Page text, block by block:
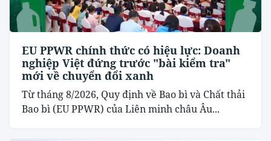
EU PPWR chính thức có hiệu lực: Doanh
nghiệp Việt đứng trước "bài kiểm tra"
mới về chuyển đổi xanh
Từ tháng 8/2026, Quy định về Bao bì và Chất thải
Bao bì (EU PPWR) của Liên minh châu Âu...